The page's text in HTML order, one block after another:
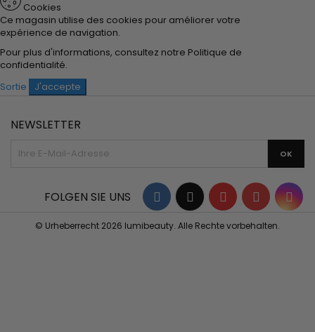
Cookies
Ce magasin utilise des cookies pour améliorer votre
expérience de navigation.
Pour plus d'informations, consultez notre Politique de
confidentialité.
Sortie
J'accepte
NEWSLETTER
Facebook
TwitterYouTubePinterest
FOLGEN SIE UNS
© Urheberrecht 2026 lumibeauty. Alle Rechte vorbehalten.